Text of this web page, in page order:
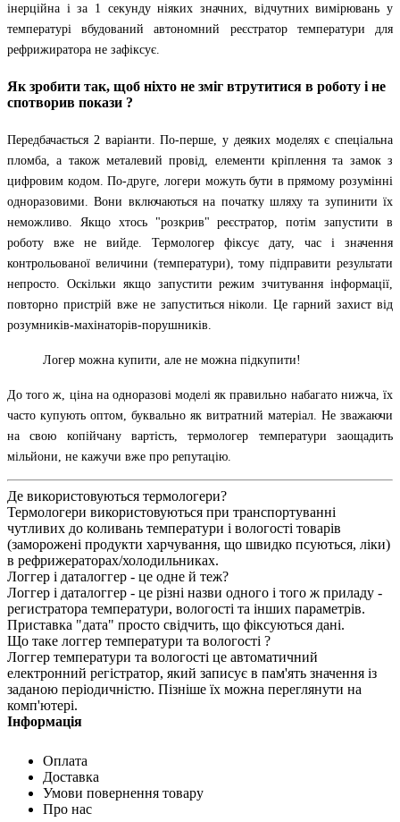
інерційна і за 1 секунду ніяких значних, відчутних вимірювань у
температурі вбудований автономний реєстратор температури для
рефрижиратора не зафіксує.
Як зробити так, щоб ніхто не зміг втрутитися в роботу і не
спотворив покази ?
Передбачається 2 варіанти. По-перше, у деяких моделях є спеціальна
пломба, а також металевий провід, елементи кріплення та замок з
цифровим кодом. По-друге, логери можуть бути в прямому розумінні
одноразовими. Вони включаються на початку шляху та зупинити їх
неможливо. Якщо хтось "розкрив" реєстратор, потім запустити в
роботу вже не вийде. Термологер фіксує дату, час і значення
контрольованої величини (температури), тому підправити результати
непросто. Оскільки якщо запустити режим зчитування інформації,
повторно пристрій вже не запуститься ніколи. Це гарний захист від
розумників-махінаторів-порушників.
Логер можна купити, але не можна підкупити!
До того ж, ціна на одноразові моделі як правильно набагато нижча, їх
часто купують оптом, буквально як витратний матеріал. Не зважаючи
на свою копійчану вартість, термологер температури заощадить
мільйони, не кажучи вже про репутацію.
Де використовуються термологери?
Термологери використовуються при транспортуванні
чутливих до коливань температури і вологості товарів
(заморожені продукти харчування, що швидко псуються, ліки)
в рефрижераторах/холодильниках.
Логгер і даталоггер - це одне й теж?
Логгер і даталоггер - це різні назви одного і того ж приладу -
регистратора температури, вологості та інших параметрів.
Приставка "дата" просто свідчить, що фіксуються дані.
Що таке логгер температури та вологості ?
Логгер температури та вологості це автоматичний
електронний регістратор, який записує в пам'ять значення із
заданою періодичністю. Пізніше їх можна переглянути на
комп'ютері.
Інформація
Оплата
Доставка
Умови повернення товару
Про нас